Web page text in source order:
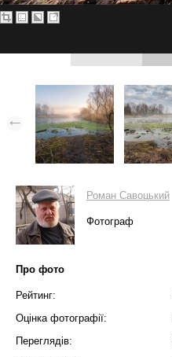
Роман Савоцький
Фотограф
Про фото
Рейтинг:
Оцінка фотографії:
Переглядів: